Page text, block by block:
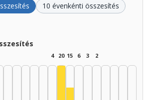
10 évenkénti összesítés
4 20 15 6 3 2